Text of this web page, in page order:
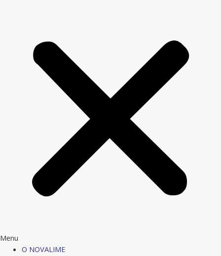
Menu
O NOVALIME